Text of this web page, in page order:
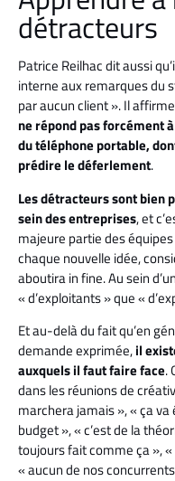
détracteurs
Patrice Reilhac dit aussi
interne aux remarques du
par aucun client ». Il
ne répond pas forcément
du téléphone portable,
prédire le déferlement.
Les détracteurs sont bien
sein des entreprises, et
majeure partie des
chaque nouvelle idée,
aboutira in fine. Au sein
« d’exploitants » que «
Et au-delà du fait qu’en
demande exprimée,il
auxquels il faut faire face.
dans les réunions de
marchera jamais », « ça va
budget », « c’est de la
toujours fait comme ça »,
« aucun de nos